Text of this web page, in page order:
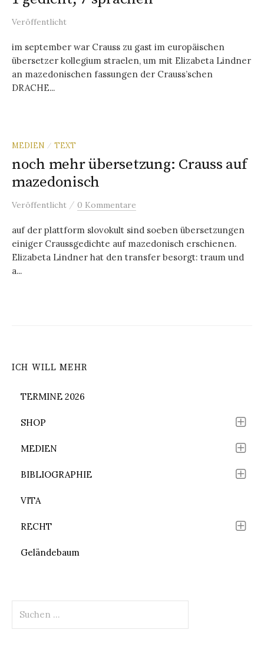
Veröffentlicht
im september war Crauss zu gast im europäischen
übersetzer kollegium straelen, um mit Elizabeta Lindner
an mazedonischen fassungen der Crauss’schen
DRACHE...
MEDIEN / TEXT
noch mehr übersetzung: Crauss auf
mazedonisch
Veröffentlicht / 0 Kommentare
auf der plattform slovokult sind soeben übersetzungen
einiger Craussgedichte auf mazedonisch erschienen.
Elizabeta Lindner hat den transfer besorgt: traum und
a...
ICH WILL MEHR
TERMINE 2026
SHOP
MEDIEN
BIBLIOGRAPHIE
VITA
RECHT
Geländebaum
nach: